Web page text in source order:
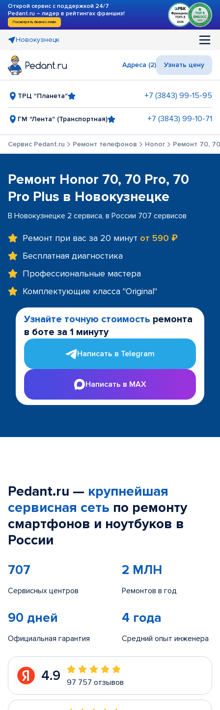
Открой сервис с поддержкой 24/7
Pedant.ru – лидер в рейтингах франшиз!
Посмотреть бизнес-план
Новокузнецк
Адреса (2) Узнать цену
ТРЦ "Планета" +7 (3843) 99-15-95
ГМ "Лента" (Транспортная) +7 (3843) 99-10-71
Сервис Pedant.ru Ремонт телефонов Honor Ремонт 70,
Ремонт Honor 70, 70 Pro, 70
Pro Plus в Новокузнецке
В Новокузнецке 2 сервиса, в России 707 сервисов
Ремонт при вас за 20 минут от 590 ₽
Бесплатная диагностика
Профессиональные мастера
Комплектующие класса "Original"
Узнайте точную стоимость ремонта
в боте за 1 минуту
Написать в Telegram
Написать в MAX
Pedant.ru — крупнейшая
сервисная сеть по ремонту
смартфонов и ноутбуков в
России
707
Сервисных центров
2 МЛН
Ремонтов в год
90 дней
Официальная гарантия
4 года
Средний опыт инженера
4.9 97 757 отзывов